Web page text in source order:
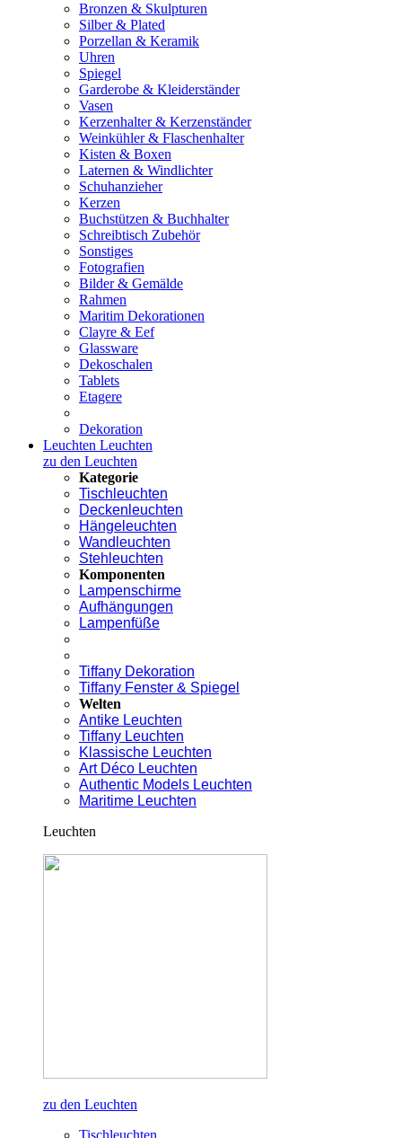
Bronzen & Skulpturen
Silber & Plated
Porzellan & Keramik
Uhren
Spiegel
Garderobe & Kleiderständer
Vasen
Kerzenhalter & Kerzenständer
Weinkühler & Flaschenhalter
Kisten & Boxen
Laternen & Windlichter
Schuhanzieher
Kerzen
Buchstützen & Buchhalter
Schreibtisch Zubehör
Sonstiges
Fotografien
Bilder & Gemälde
Rahmen
Maritim Dekorationen
Clayre & Eef
Glassware
Dekoschalen
Tablets
Etagere
Dekoration
Leuchten Leuchten
zu den Leuchten
Kategorie
Tischleuchten
Deckenleuchten
Hängeleuchten
Wandleuchten
Stehleuchten
Komponenten
Lampenschirme
Aufhängungen
Lampenfüße
Tiffany Dekoration
Tiffany Fenster & Spiegel
Welten
Antike Leuchten
Tiffany Leuchten
Klassische Leuchten
Art Déco Leuchten
Authentic Models Leuchten
Maritime Leuchten
Leuchten
zu den Leuchten
Tischleuchten